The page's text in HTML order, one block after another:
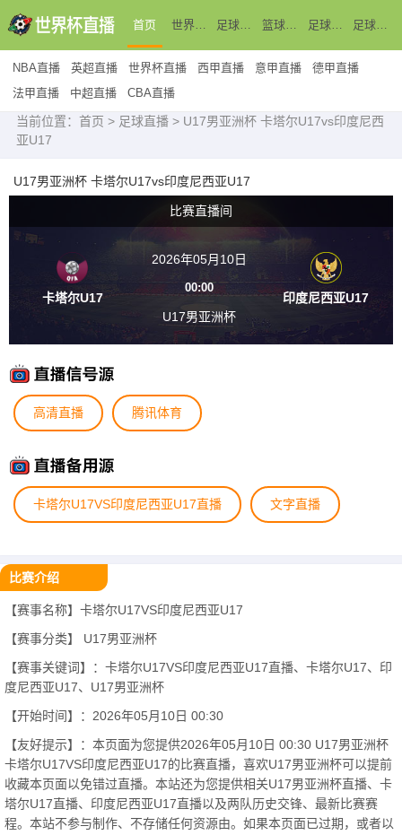
首页 世界杯直播 足球直播 篮球直播 足球新闻 足球录像
NBA直播 英超直播 世界杯直播 西甲直播 意甲直播
德甲直播
法甲直播
中超直播 CBA直播
当前位置： 首页 > 足球直播 > U17男亚洲杯 卡塔尔U17vs印度尼西
亚U17
U17男亚洲杯 卡塔尔U17vs印度尼西亚U17
比赛直播间
卡塔尔U17
2026年05月10日
00:00
U17男亚洲杯
印度尼西亚U17
高清直播 腾讯体育
卡塔尔U17VS印度尼西亚U17直播 文字直播
比赛介绍
【赛事名称】卡塔尔U17VS印度尼西亚U17
【赛事分类】 U17男亚洲杯
【赛事关键词】：卡塔尔U17VS印度尼西亚U17直播、卡塔尔U17、印
度尼西亚U17、U17男亚洲杯
【开始时间】：2026年05月10日 00:30
【友好提示】：本页面为您提供2026年05月10日 00:30 U17男亚洲杯
卡塔尔U17VS印度尼西亚U17的比赛直播，喜欢U17男亚洲杯可以提前
收藏本页面以免错过直播。本站还为您提供相关U17男亚洲杯直播、卡
塔尔U17直播、印度尼西亚U17直播以及两队历史交锋、最新比赛赛
程。本站不参与制作、不存储任何资源由。如果本页面已过期，或者以